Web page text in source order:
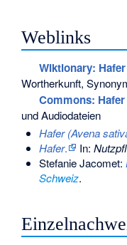
Weblinks
Wiktionary: Hafer
Wortherkunft,
Commons: Hafer
und Audiodateien
Hafer (Avena
Hafer. In:
Stefanie Jacomet:
Schweiz.